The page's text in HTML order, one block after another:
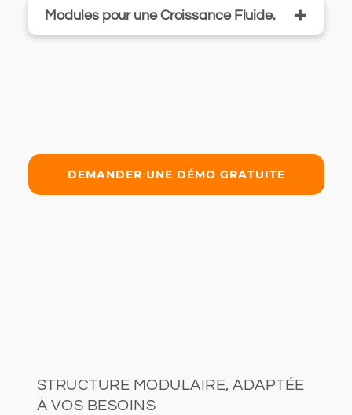
Modules pour une Croissance Fluide. +
DEMANDER UNE DÉMO GRATUITE
STRUCTURE MODULAIRE, ADAPTÉE
À VOS BESOINS